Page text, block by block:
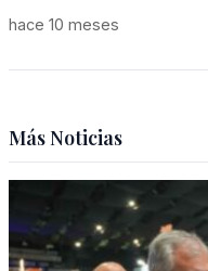
hace 10 meses
Más Noticias